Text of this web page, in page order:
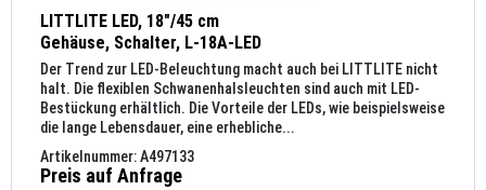
LITTLITE LED, 18"/45 cm
Gehäuse, Schalter, L-18A-LED
Der Trend zur LED-Beleuchtung macht auch bei LITTLITE nicht
halt. Die flexiblen Schwanenhalsleuchten sind auch mit LED-
Bestückung erhältlich. Die Vorteile der LEDs, wie beispielsweise
die lange Lebensdauer, eine erhebliche...
Artikelnummer: A497133
Preis auf Anfrage